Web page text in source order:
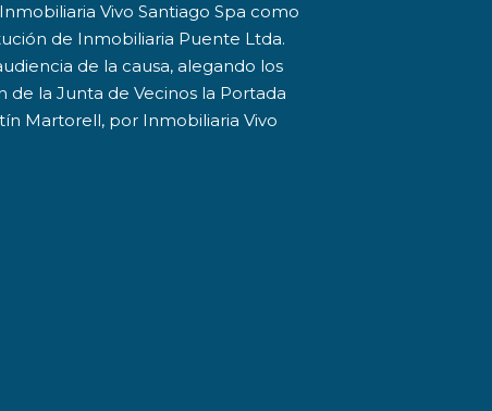
Vivo Santiago Spa como
de Inmobiliaria Puente Ltda.
de la causa, alegando los
la Junta de Vecinos la Portada
Martorell, por Inmobiliaria Vivo